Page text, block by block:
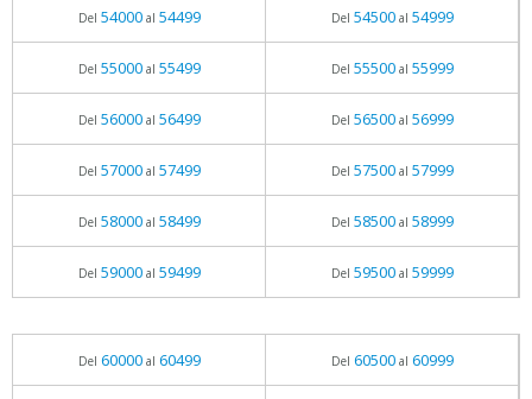
Del 54000al 54499 Del 54500al 54999
Del 55000al 55499 Del 55500al 55999
Del 56000al 56499 Del 56500al 56999
Del 57000al 57499 Del 57500al 57999
Del 58000al 58499 Del 58500al 58999
Del 59000al 59499 Del 59500al 59999
Del 60000al 60499 Del 60500al 60999